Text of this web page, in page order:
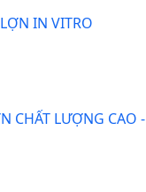
IN VITRO
CHẤT LƯỢNG CAO -